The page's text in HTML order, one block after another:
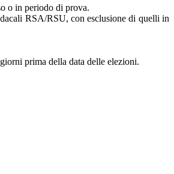
o in periodo di prova.
RSA/RSU, con esclusione di quelli in
prima della data delle elezioni.